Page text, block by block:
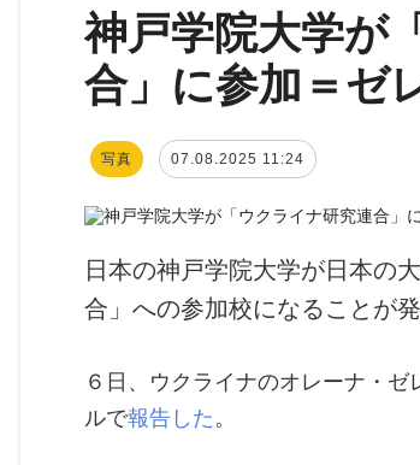
ウクルインフォ
ウクルインフォ
て
神戸学院大学が
合」に参加＝ゼ
写真 07.08.2025 11:24
日本の神戸学院大学が日本の
合」への参加校になることが発
６日、ウクライナのオレーナ・
ルで報告した 。